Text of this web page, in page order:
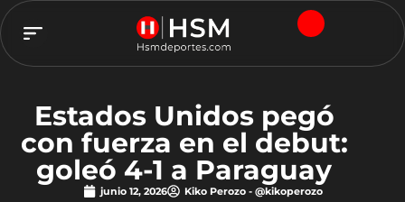
Estados Unidos pegó
con fuerza en el debut:
goleó 4-1 a Paraguay
junio 12, 2026 Kiko Perozo - @kikoperozo